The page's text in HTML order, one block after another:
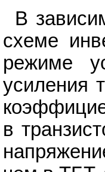
В
схеме
режиме
усиления
в